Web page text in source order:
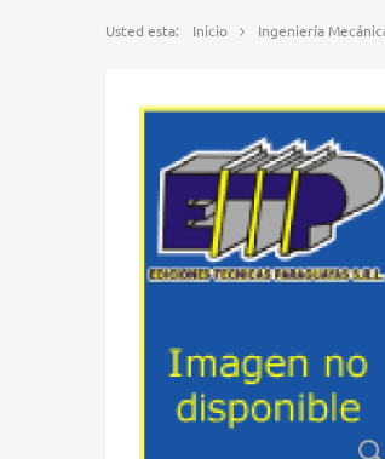
Usted esta: Inicio Ingeniería